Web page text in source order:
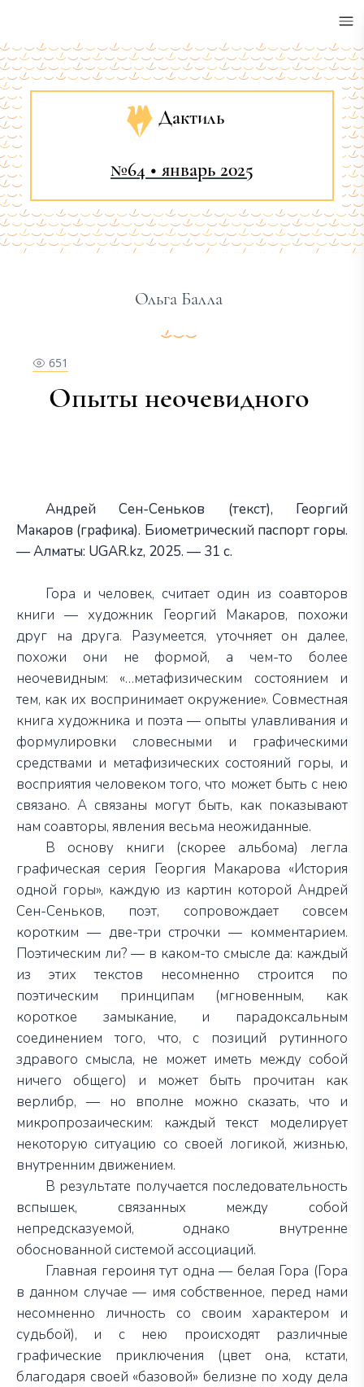
Дактиль
№64 • январь 2025
Ольга Балла
651
Опыты неочевидного
Андрей Сен-Сеньков (текст), Георгий
Макаров (графика). Биометрический паспорт горы.
— Алматы: UGAR.kz, 2025. — 31 с.
Гора и человек, считает один из соавторов
книги — художник Георгий Макаров, похожи
друг на друга. Разумеется, уточняет он далее,
похожи они не формой, а чем-то более
неочевидным: «…метафизическим состоянием и
тем, как их воспринимает окружение». Совместная
книга художника и поэта — опыты улавливания и
формулировки словесными и графическими
средствами и метафизических состояний горы, и
восприятия человеком того, что может быть с нею
связано. А связаны могут быть, как показывают
нам соавторы, явления весьма неожиданные.
В основу книги (скорее альбома) легла
графическая серия Георгия Макарова «История
одной горы», каждую из картин которой Андрей
Сен-Сеньков, поэт, сопровождает совсем
коротким — две-три строчки — комментарием.
Поэтическим ли? — в каком-то смысле да: каждый
из этих текстов несомненно строится по
поэтическим принципам (мгновенным, как
короткое замыкание, и парадоксальным
соединением того, что, с позиций рутинного
здравого смысла, не может иметь между собой
ничего общего) и может быть прочитан как
верлибр, — но вполне можно сказать, что и
микропрозаическим: каждый текст моделирует
некоторую ситуацию со своей логикой, жизнью,
внутренним движением.
В результате получается последовательность
вспышек, связанных между собой
непредсказуемой, однако внутренне
обоснованной системой ассоциаций.
Главная героиня тут одна — белая Гора (Гора
в данном случае — имя собственное, перед нами
несомненно личность со своим характером и
судьбой), и с нею происходят различные
графические приключения (цвет она, кстати,
благодаря своей «базовой» белизне по ходу дела